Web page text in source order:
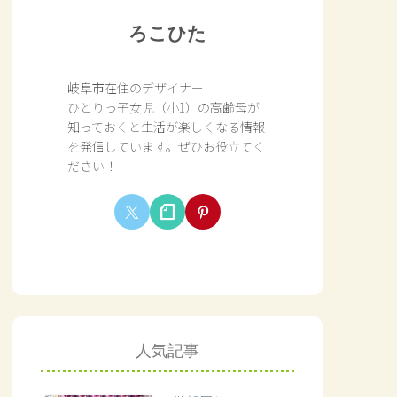
ろこひた
岐阜市在住のデザイナー
ひとりっ子女児（小1）の高齢母が
知っておくと生活が楽しくなる情報
を発信しています。ぜひお役立てく
ださい！
人気記事